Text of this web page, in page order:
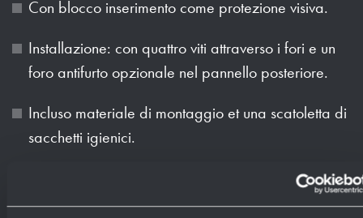
Con blocco inserimento come protezione visiva.
Installazione: con quattro viti attraverso i fori e un
foro antifurto opzionale nel pannello posteriore.
Incluso materiale di montaggio et una scatoletta di
sacchetti igienici.